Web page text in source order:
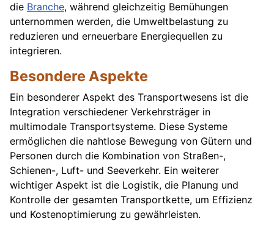
die Branche, während gleichzeitig Bemühungen
unternommen werden, die Umweltbelastung zu
reduzieren und erneuerbare Energiequellen zu
integrieren.
Besondere Aspekte
Ein besonderer Aspekt des Transportwesens ist die
Integration verschiedener Verkehrsträger in
multimodale Transportsysteme. Diese Systeme
ermöglichen die nahtlose Bewegung von Gütern und
Personen durch die Kombination von Straßen-,
Schienen-, Luft- und Seeverkehr. Ein weiterer
wichtiger Aspekt ist die Logistik, die Planung und
Kontrolle der gesamten Transportkette, um Effizienz
und Kostenoptimierung zu gewährleisten.